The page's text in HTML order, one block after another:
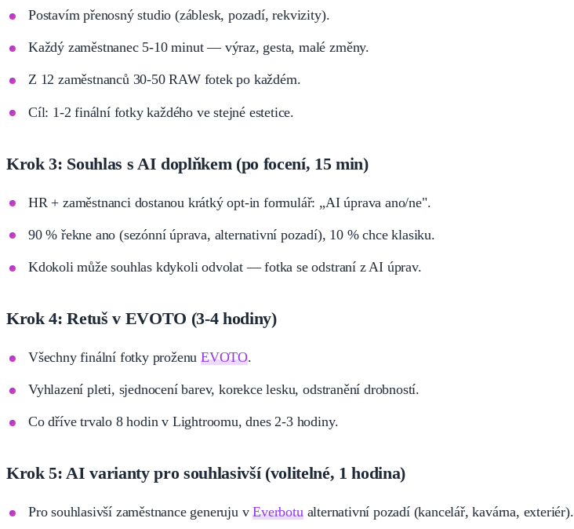
Postavím přenosný studio (záblesk, pozadí, rekvizity).
Každý zaměstnanec 5-10 minut — výraz, gesta, malé změny.
Z 12 zaměstnanců 30-50 RAW fotek po každém.
Cíl: 1-2 finální fotky každého ve stejné estetice.
Krok 3: Souhlas s AI doplňkem (po focení, 15 min)
HR + zaměstnanci dostanou krátký opt-in formulář: „AI úprava ano/ne".
90 % řekne ano (sezónní úprava, alternativní pozadí), 10 % chce klasiku.
Kdokoli může souhlas kdykoli odvolat — fotka se odstraní z AI úprav.
Krok 4: Retuš v EVOTO (3-4 hodiny)
Všechny finální fotky proženuEVOTO.
Vyhlazení pleti, sjednocení barev, korekce lesku, odstranění drobností.
Co dříve trvalo 8 hodin v Lightroomu, dnes 2-3 hodiny.
Krok 5: AI varianty pro souhlasivší (volitelné, 1 hodina)
Pro souhlasivší zaměstnance generuju vEverbotualternativní pozadí (kancelář, kavárna, exteriér).